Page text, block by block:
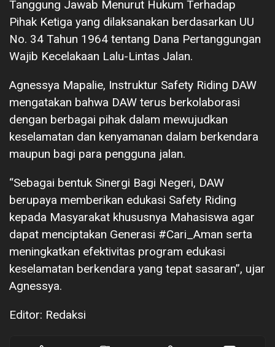
Tanggung Jawab Menurut Hukum Terhadap
Pihak Ketiga yang dilaksanakan berdasarkan UU
No. 34 Tahun 1964 tentang Dana Pertanggungan
Wajib Kecelakaan Lalu-Lintas Jalan.
Agnessya Mapalie, Instruktur Safety Riding DAW
mengatakan bahwa DAW terus berkolaborasi
dengan berbagai pihak dalam mewujudkan
keselamatan dan kenyamanan dalam berkendara
maupun bagi para pengguna jalan.
“Sebagai bentuk Sinergi Bagi Negeri, DAW
berupaya memberikan edukasi Safety Riding
kepada Masyarakat khususnya Mahasiswa agar
dapat menciptakan Generasi #Cari_Aman serta
meningkatkan efektivitas program edukasi
keselamatan berkendara yang tepat sasaran”, ujar
Agnessya.
Editor: Redaksi